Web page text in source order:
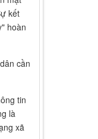
kết
hoàn
cần
tin
là
xã